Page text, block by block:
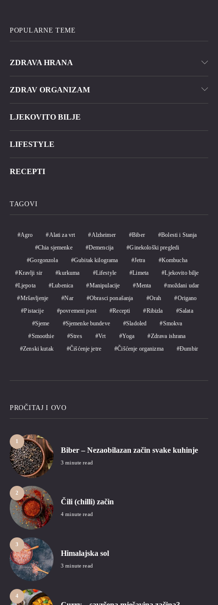
POPULARNE TEME
ZDRAVA HRANA
ZDRAV ORGANIZAM
LJEKOVITO BILJE
LIFESTYLE
RECEPTI
TAGOVI
Agro Alati za vrt Alzheimer Biber
Bolesti i Stanja
Chia sjemenke
Demencija
Ginekološki pregledi
Gorgonzola
Gubitak kilograma Jetra
Kombucha
Kravlji sir
kurkuma Lifestyle Limeta
Ljekovito bilje
Ljepota
Lubenica Manipulacije Menta
moždani udar
Mršavljenje
Nar Obrasci ponašanja Orah
Origano
Pistacije
povremeni post Recepti Ribizla
Salata
Sjeme
Sjemenke bundeve Sladoled
Smokva
Smoothie
Stres Vrt Yoga
Zdrava ishrana
Zenski kutak
Čišćenje jetre Čišćenje organizma Đumbir
PROČITAJ I OVO
1
Biber – Nezaobilazan začin svake kuhinje
3 minute read
2
Čili (chilli) začin
4 minute read
3
Himalajska sol
3 minute read
4